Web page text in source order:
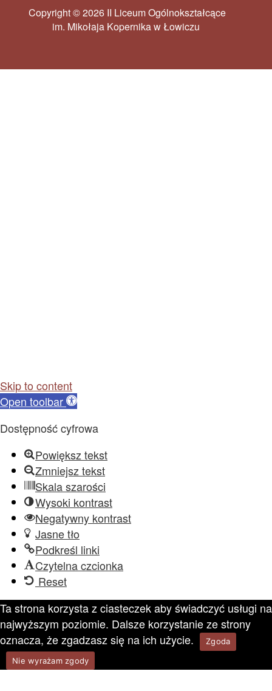
Copyright © 2026 II Liceum Ogólnokształcące
im. Mikołaja Kopernika w Łowiczu
Skip to content
Open toolbar
Dostępność cyfrowa
Powiększ tekst
Zmniejsz tekst
Skala szarości
Wysoki kontrast
Negatywny kontrast
Jasne tło
Podkreśl linki
Czytelna czcionka
Reset
Ta strona korzysta z ciasteczek aby świadczyć usługi na
najwyższym poziomie. Dalsze korzystanie ze strony
oznacza, że zgadzasz się na ich użycie.
Zgoda
Nie wyrażam zgody